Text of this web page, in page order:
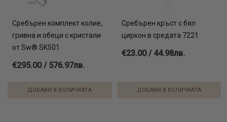
Сребърен комплект колие,
гривна и обеци с кристали
от Sw® SK501
€295.00 / 576.97лв.
ДОБАВИ В КОЛИЧКАТА
Сребърен кръст с бял
циркон в средата 7221
€23.00 / 44.98лв.
ДОБАВИ В КОЛИЧКАТА